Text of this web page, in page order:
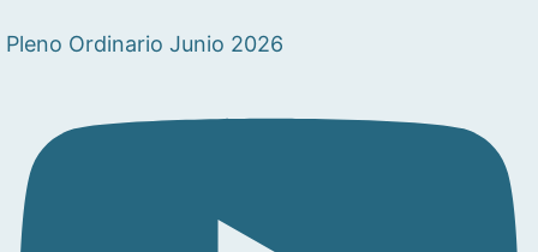
Pleno Ordinario Junio 2026